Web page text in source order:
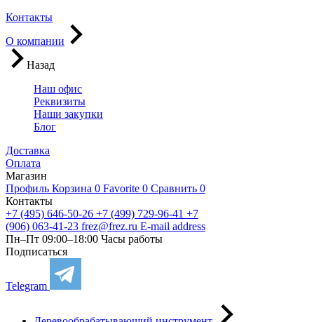
Контакты
О компании
Назад
Наш офис
Реквизиты
Наши закупки
Блог
Доставка
Оплата
Магазин
Профиль Корзина 0 Favorite 0 Сравнить 0
Контакты
+7 (495) 646-50-26 +7 (499) 729-96-41 +7
(906) 063-41-23 frez@frez.ru E-mail address
Пн–Пт 09:00–18:00 Часы работы
Подписаться
Telegram